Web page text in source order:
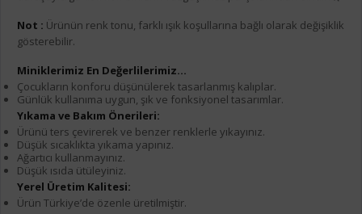
Not : Ürünün renk tonu, farklı ışık koşullarına bağlı olarak değişiklik
gösterebilir.
Miniklerimiz En Değerlilerimiz...
Çocukların konforu düşünülerek tasarlanmış kalıplar.
Günlük kullanıma uygun, şık ve fonksiyonel tasarımlar.
Yıkama ve Bakım Önerileri:
Ürünü ters çevirerek ve benzer renklerle yıkayınız.
Düşük sıcaklıkta yıkama yapınız.
Ağartıcı kullanmayınız.
Düşük ısıda ütüleyiniz.
Yerel Üretim Kalitesi:
Ürün Türkiye’de özenle üretilmiştir.